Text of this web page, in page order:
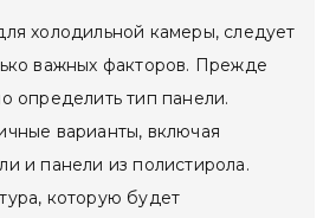
холодильной камеры, следует
важных факторов. Прежде
определить тип панели.
варианты, включая
и панели из полистирола.
которую будет